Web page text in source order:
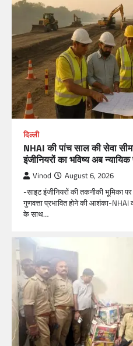
दिल्ली
NHAI की पांच साल की सेवा
इंजीनियरों का भविष्य अब
Vinod August 6, 2026
-साइट इंजीनियरों की तकनीकी भूमिका
गुणवत्ता प्रभावित होने की आशंका-NHAI
के साथ…